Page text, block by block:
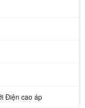
Điện cao áp